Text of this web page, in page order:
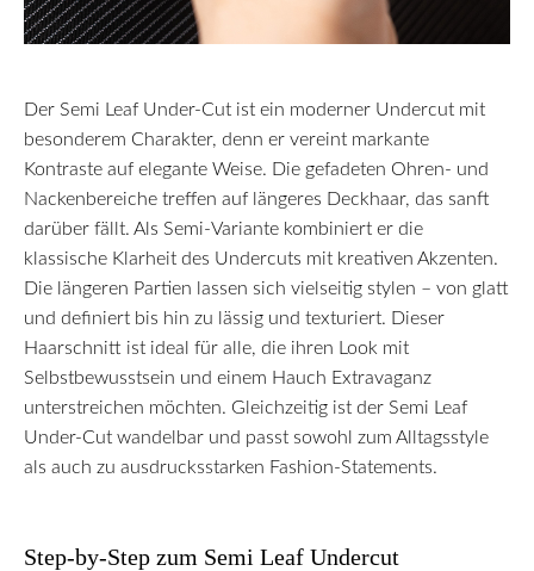
Der Semi Leaf Under-Cut ist ein moderner Undercut mit
besonderem Charakter, denn er vereint markante
Kontraste auf elegante Weise. Die gefadeten Ohren- und
Nackenbereiche treffen auf längeres Deckhaar, das sanft
darüber fällt. Als Semi-Variante kombiniert er die
klassische Klarheit des Undercuts mit kreativen Akzenten.
Die längeren Partien lassen sich vielseitig stylen – von glatt
und definiert bis hin zu lässig und texturiert. Dieser
Haarschnitt ist ideal für alle, die ihren Look mit
Selbstbewusstsein und einem Hauch Extravaganz
unterstreichen möchten. Gleichzeitig ist der Semi Leaf
Under-Cut wandelbar und passt sowohl zum Alltagsstyle
als auch zu ausdrucksstarken Fashion-Statements.
Step-by-Step zum Semi Leaf Undercut